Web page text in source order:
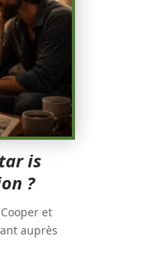
is
?
et
auprès